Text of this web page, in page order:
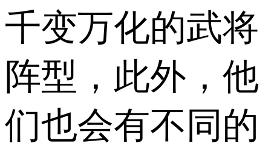
千变万化的武将
阵型，此外，他
们也会有不同的